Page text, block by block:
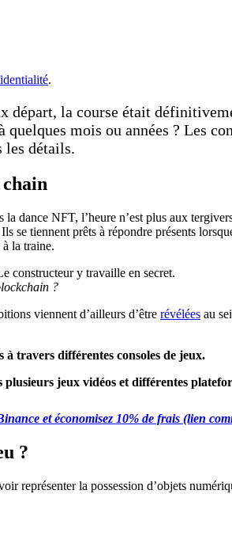
.
départ, la course était
quelques mois ou années ? Les
les détails.
la dance NFT, l’heure n’est plus aux
se tiennent prêts à répondre présents
la traine.
?
viennent d’ailleurs d’être révélées au
travers différentes consoles de jeux.
jeux vidéos et différentes
et économisez 10% de frais (lien
?
représenter la possession d’objets